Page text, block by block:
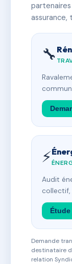
assurance,
🔧
⚡
Audit
Demande
destinataire
relation